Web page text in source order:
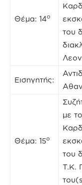
Θέμα: 14ο
του
Εισηγητής:
Θέμα: 15ο
με
του
Τ.Κ.